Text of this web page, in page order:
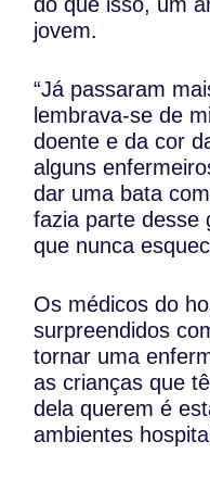
jovem.
“Já passaram
lembrava-se de
doente e da cor
alguns
dar uma bata
fazia parte desse
que nunca
Os médicos do
surpreendidos
tornar uma
as crianças que
dela querem é
ambientes